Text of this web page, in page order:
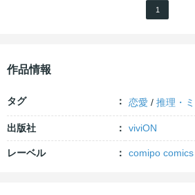
1
作品情報
タグ 恋愛 /推理・
出版社 viviON
レーベル comipo comics